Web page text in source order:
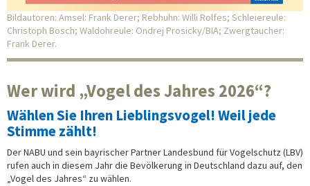
Bildautoren: Amsel: Frank Derer; Rebhuhn: Willi Rolfes; Schleiereule:
Christoph Bosch; Waldohreule: Ondrej Prosicky/BIA; Zwergtaucher:
Frank Derer.
Wer wird „Vogel des Jahres 2026“?
Wählen Sie Ihren Lieblingsvogel! Weil jede
Stimme zählt!
Der NABU und sein bayrischer Partner Landesbund für Vogelschutz (LBV)
rufen auch in diesem Jahr die Bevölkerung in Deutschland dazu auf, den
„Vogel des Jahres“ zu wählen.